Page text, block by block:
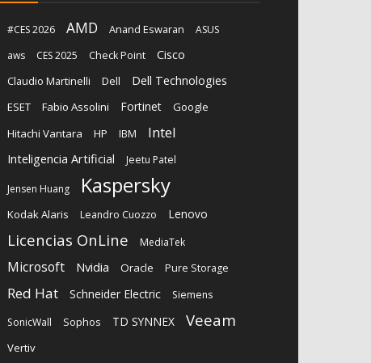
#CES 2026 AMD Anand Eswaran
ASUS
aws
CES 2025 Check Point Cisco
Claudio Martinelli Dell Dell Technologies
ESET Fabio Assolini Fortinet
Google
Hitachi Vantara
HP IBM Intel
Inteligencia Artificial Jeetu Patel
Jensen Huang Kaspersky
Kodak Alaris Leandro Cuozzo Lenovo
Licencias OnLine MediaTek
Microsoft Nvidia Oracle Pure Storage
Red Hat Schneider Electric
Siemens
SonicWall
Sophos TD SYNNEX Veeam
Vertiv